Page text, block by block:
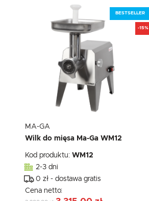
BESTSELLER
-15%
MA-GA
Wilk do mięsa Ma-Ga WM12
Kod produktu: WM12
2-3 dni
0 zł - dostawa gratis
Cena netto: